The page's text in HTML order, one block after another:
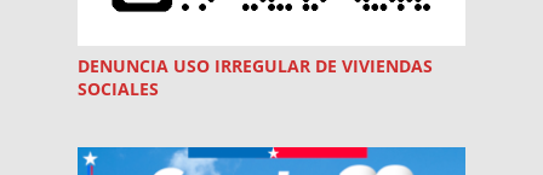
DENUNCIA USO IRREGULAR DE VIVIENDAS
SOCIALES